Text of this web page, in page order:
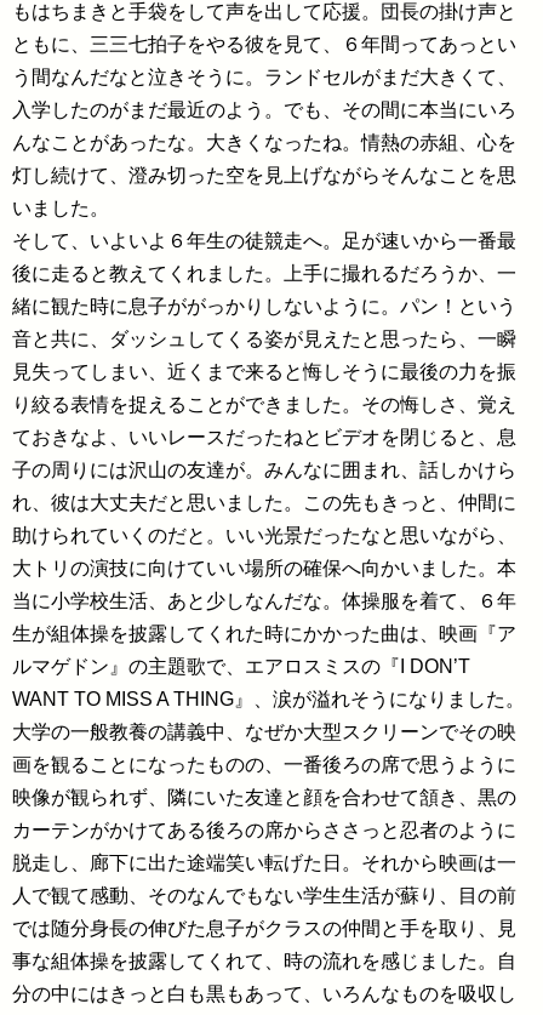
もはちまきと手袋をして声を出して応援。団長の掛け声と
ともに、三三七拍子をやる彼を見て、６年間ってあっとい
う間なんだなと泣きそうに。ランドセルがまだ大きくて、
入学したのがまだ最近のよう。でも、その間に本当にいろ
んなことがあったな。大きくなったね。情熱の赤組、心を
灯し続けて、澄み切った空を見上げながらそんなことを思
いました。
そして、いよいよ６年生の徒競走へ。足が速いから一番最
後に走ると教えてくれました。上手に撮れるだろうか、一
緒に観た時に息子ががっかりしないように。パン！という
音と共に、ダッシュしてくる姿が見えたと思ったら、一瞬
見失ってしまい、近くまで来ると悔しそうに最後の力を振
り絞る表情を捉えることができました。その悔しさ、覚え
ておきなよ、いいレースだったねとビデオを閉じると、息
子の周りには沢山の友達が。みんなに囲まれ、話しかけら
れ、彼は大丈夫だと思いました。この先もきっと、仲間に
助けられていくのだと。いい光景だったなと思いながら、
大トリの演技に向けていい場所の確保へ向かいました。本
当に小学校生活、あと少しなんだな。体操服を着て、６年
生が組体操を披露してくれた時にかかった曲は、映画『ア
ルマゲドン』の主題歌で、エアロスミスの『I DON’T
WANT TO MISS A THING』、涙が溢れそうになりました。
大学の一般教養の講義中、なぜか大型スクリーンでその映
画を観ることになったものの、一番後ろの席で思うように
映像が観られず、隣にいた友達と顔を合わせて頷き、黒の
カーテンがかけてある後ろの席からささっと忍者のように
脱走し、廊下に出た途端笑い転げた日。それから映画は一
人で観て感動、そのなんでもない学生生活が蘇り、目の前
では随分身長の伸びた息子がクラスの仲間と手を取り、見
事な組体操を披露してくれて、時の流れを感じました。自
分の中にはきっと白も黒もあって、いろんなものを吸収し